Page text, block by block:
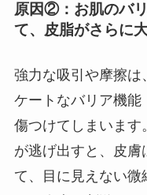
原因②：お肌のバ
て、皮脂がさらに
強力な吸引や摩擦は
ケートなバリア機能
傷つけてしまいます
が逃げ出すと、皮膚
て、目に見えない微